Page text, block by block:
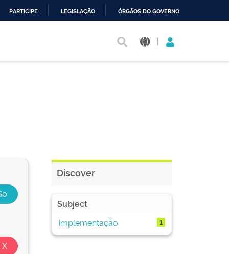
PARTICIPE LEGISLAÇÃO ÓRGÃOS DO GOVERNO
|
Discover
Subject
implementação
1